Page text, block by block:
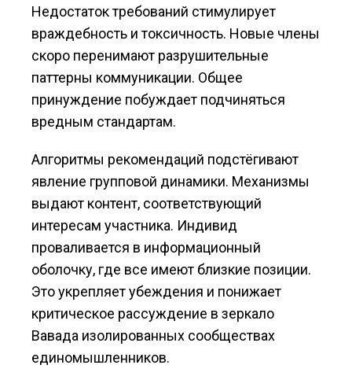
Недостаток требований стимулирует
враждебность и токсичность. Новые члены
скоро перенимают разрушительные
паттерны коммуникации. Общее
принуждение побуждает подчиняться
вредным стандартам.
Алгоритмы рекомендаций подстёгивают
явление групповой динамики. Механизмы
выдают контент, соответствующий
интересам участника. Индивид
проваливается в информационный
оболочку, где все имеют близкие позиции.
Это укрепляет убеждения и понижает
критическое рассуждение в зеркало
Вавада изолированных сообществах
единомышленников.